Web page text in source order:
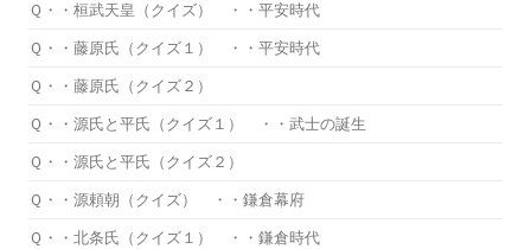
Ｑ・・桓武天皇（クイズ） ・・平安時代
Ｑ・・藤原氏（クイズ１） ・・平安時代
Ｑ・・藤原氏（クイズ２）
Ｑ・・源氏と平氏（クイズ１） ・・武士の誕生
Ｑ・・源氏と平氏（クイズ２）
Ｑ・・源頼朝（クイズ） ・・鎌倉幕府
Ｑ・・北条氏（クイズ１） ・・鎌倉時代